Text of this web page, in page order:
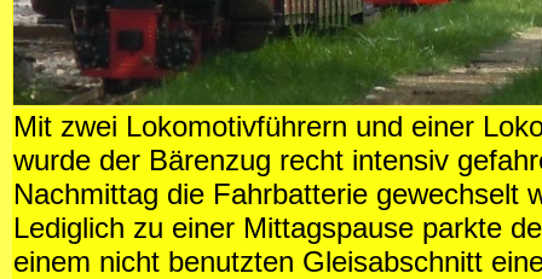
Mit zwei Lokomotivführern und einer
wurde der Bärenzug recht intensiv
Nachmittag die Fahrbatterie gewechselt
Lediglich zu einer Mittagspause parkte
einem nicht benutzten Gleisabschnitt